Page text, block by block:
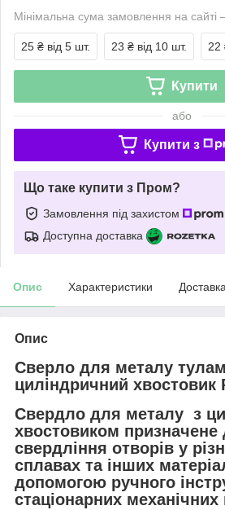
Мінімальна сума замовлення на
25 ₴ від 5 шт. 23 ₴ від 10 шт. 22
Купити
або
Купити з
Що таке купити з Пром?
Замовлення під захистом
Доступна доставка
Опис Характеристики Доставка
Опис
Сверло для металу
циліндричний хвостовик
Свердло для металу з
хвостовиком призначене
свердління отворів у
сплавах та інших
допомогою ручного
стаціонарних механічних